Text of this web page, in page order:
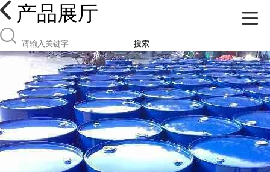
产品展厅
搜索